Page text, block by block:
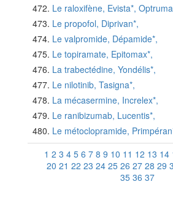
Le raloxifène, Evista*,
Le propofol, Diprivan*,
Le valpromide, Dépamide*,
Le topiramate, Epitomax*,
La trabectédine, Yondélis*,
Le nilotinib, Tasigna*,
La mécasermine, Increlex*,
Le ranibizumab, Lucentis*,
Le métoclopramide,
1 2 3 4 5 6 7 8 9 10 11 12 13 14
20 21 22 23 24 25 26 27 28 29
35 36 37